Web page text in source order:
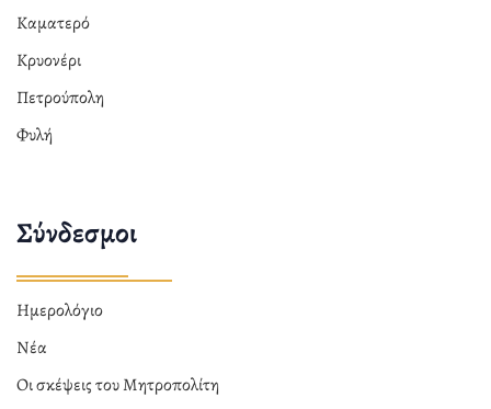
Καματερό
Κρυονέρι
Πετρούπολη
Φυλή
Σύνδεσμοι
Ημερολόγιο
Νέα
Οι σκέψεις του Μητροπολίτη